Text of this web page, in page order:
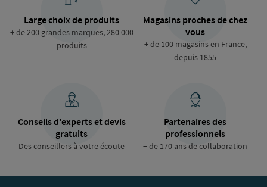
Large choix de produits
+ de 200 grandes marques, 280 000
produits
Magasins proches de chez
vous
+ de 100 magasins en France,
depuis 1855
Conseils d'experts et devis
gratuits
Des conseillers à votre écoute
Partenaires des
professionnels
+ de 170 ans de collaboration